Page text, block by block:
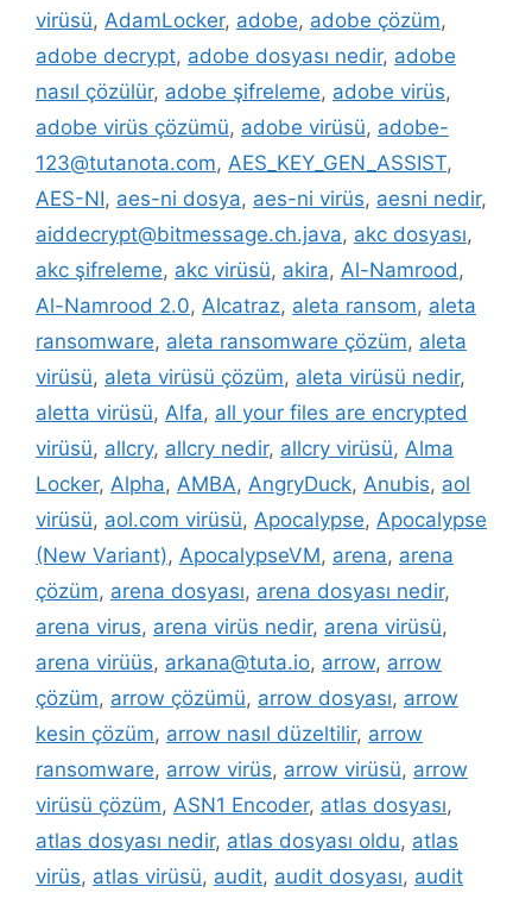
virüsü, AdamLocker, adobe, adobe çözüm,
adobe decrypt, adobe dosyası nedir, adobe
nasıl çözülür, adobe şifreleme, adobe virüs,
adobe virüs çözümü, adobe virüsü, adobe-
123@tutanota.com, AES_KEY_GEN_ASSIST,
AES-NI, aes-ni dosya, aes-ni virüs, aesni nedir,
aiddecrypt@bitmessage.ch.java, akc dosyası,
akc şifreleme, akc virüsü, akira, Al-Namrood,
Al-Namrood 2.0, Alcatraz, aleta ransom, aleta
ransomware, aleta ransomware çözüm, aleta
virüsü, aleta virüsü çözüm, aleta virüsü nedir,
aletta virüsü, Alfa, all your files are encrypted
virüsü, allcry, allcry nedir, allcry virüsü, Alma
Locker, Alpha, AMBA, AngryDuck, Anubis, aol
virüsü, aol.com virüsü, Apocalypse, Apocalypse
(New Variant), ApocalypseVM, arena, arena
çözüm, arena dosyası, arena dosyası nedir,
arena virus, arena virüs nedir, arena virüsü,
arena virüüs, arkana@tuta.io, arrow, arrow
çözüm, arrow çözümü, arrow dosyası, arrow
kesin çözüm, arrow nasıl düzeltilir, arrow
ransomware, arrow virüs, arrow virüsü, arrow
virüsü çözüm, ASN1 Encoder, atlas dosyası,
atlas dosyası nedir, atlas dosyası oldu, atlas
virüs, atlas virüsü, audit, audit dosyası, audit